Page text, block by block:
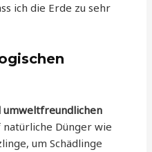
ich die Erde zu sehr
umweltfreundlichen
natürliche Dünger wie
um Schädlinge